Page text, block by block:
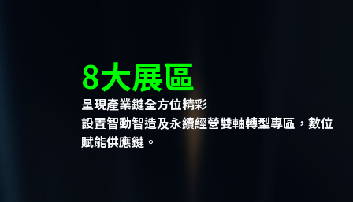
8大展區
呈現產業鏈全方位精彩
設置智動智造及永續經營雙軸轉型專區，數位
賦能供應鏈。